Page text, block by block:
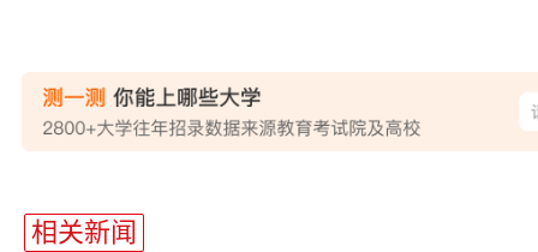
相关新闻